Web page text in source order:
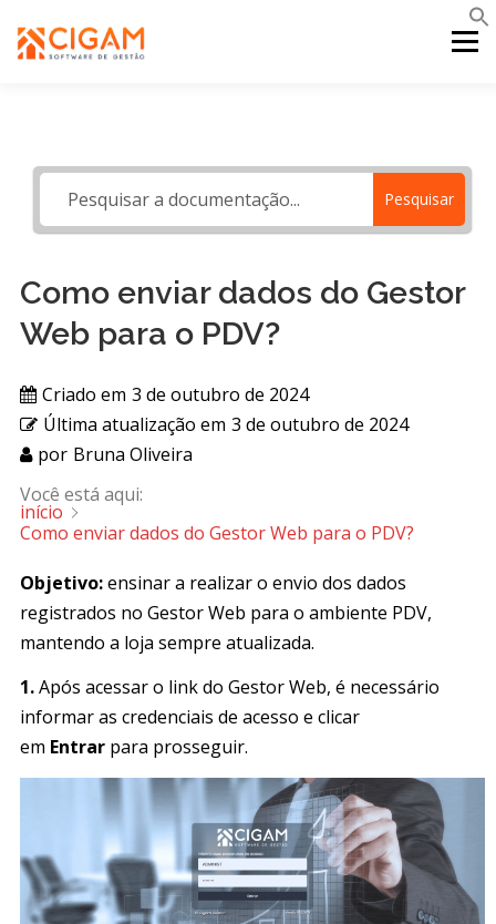
para
Menu
PORTAL WEB MOBILE SUPORTE Pesquisar
Como enviar dados do Gestor
Web para o PDV?
Criado em 3 de outubro de 2024
Última atualização em 3 de outubro de 2024
por Bruna Oliveira
Você está aqui:
início
Como enviar dados do Gestor Web para o PDV?
Objetivo:ensinar a realizar o envio dos dados
registrados no Gestor Web para o ambiente PDV,
mantendo a loja sempre atualizada.
1.Após acessar o link do Gestor Web, é necessário
informar as credenciais de acesso e clicar
em Entrar para prosseguir.